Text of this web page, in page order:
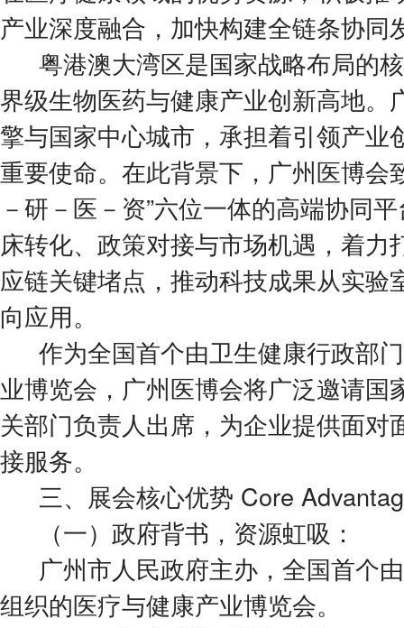
产业深度融合，加快构建全链条协同
粤港澳大湾区是国家战略布局的
界级生物医药与健康产业创新高地。
擎与国家中心城市，承担着引领产业
重要使命。在此背景下，广州医博会
－研－医－资”六位一体的高端协同
床转化、政策对接与市场机遇，着力
应链关键堵点，推动科技成果从实验
向应用。
作为全国首个由卫生健康行政部
业博览会，广州医博会将广泛邀请国
关部门负责人出席，为企业提供面对
接服务。
三、展会核心优势 Core
（一）政府背书，资源虹吸：
广州市人民政府主办，全国首个
组织的医疗与健康产业博览会。